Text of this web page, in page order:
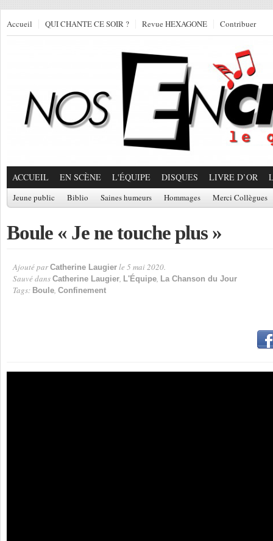
Accueil QUI CHANTE CE SOIR ? Revue HEXAGONE Contribuer
ACCUEIL EN SCÈNE L'ÉQUIPE DISQUES LIVRE D’OR
Jeune public Biblio Saines humeurs Hommages Merci Collègues
Boule « Je ne touche plus »
Ajouté par Catherine Laugier le 5 mai 2020.
Sauvé dans Catherine Laugier, L'Équipe, La Chanson du Jour
Tags: Boule, Confinement